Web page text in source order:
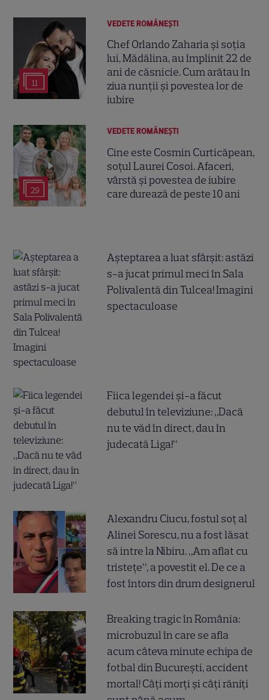
11
VEDETE ROMÂNEŞTI
Chef Orlando Zaharia și soția
lui, Mădălina, au împlinit 22 de
ani de căsnicie. Cum arătau în
ziua nunții și povestea lor de
iubire
29
VEDETE ROMÂNEŞTI
Cine este Cosmin Curticăpean,
soțul Laurei Cosoi. Afaceri,
vârstă și povestea de iubire
care durează de peste 10 ani
Așteptarea a luat sfârșit: astăzi
s-a jucat primul meci în Sala
Polivalentă din Tulcea! Imagini
spectaculoase
Fiica legendei și-a făcut
debutul în televiziune: „Dacă
nu te văd în direct, dau în
judecată Liga!”
Alexandru Ciucu, fostul soț al
Alinei Sorescu, nu a fost lăsat
să intre la Nibiru. „Am aflat cu
tristețe”, a povestit el. De ce a
fost întors din drum designerul
Breaking tragic în România:
microbuzul în care se afla
acum câteva minute echipa de
fotbal din București, accident
mortal! Câți morți și câți răniți